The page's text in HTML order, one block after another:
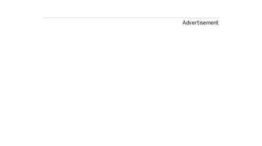
Advertisement